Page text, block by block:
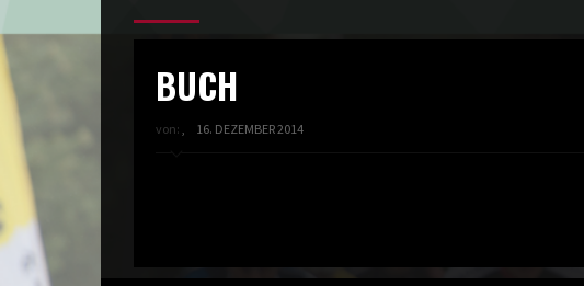
BUCH
von: , 16. DEZEMBER 2014